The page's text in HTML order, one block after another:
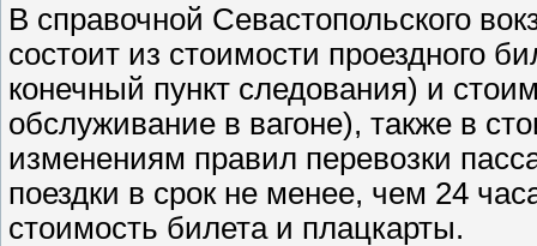
В справочной Севастопольского
состоит из стоимости проездного
конечный пункт следования) и
обслуживание в вагоне), также в
изменениям правил перевозки
поездки в срок не менее, чем 24
стоимость билета и плацкарты.